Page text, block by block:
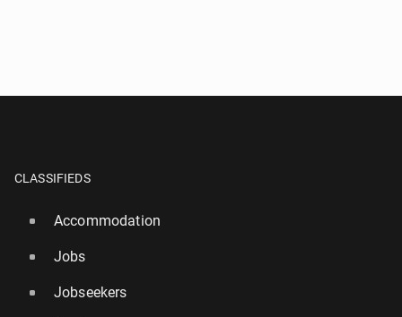
CLASSIFIEDS
Accommodation
Jobs
Jobseekers